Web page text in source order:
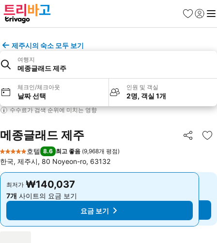
즐겨찾기
로그인
메
제주시의 숙소 모두 보기
여행지
메종글래드 제주
체크인/체크아웃
날짜 선택
인원 및 객실
2명, 객실 1개
수수료가 검색 순위에 미치는 영향
메종글래드 제주 공유
즐
5 성급
호텔 8.6 최고 좋음 (9,968개 평점)
한국, 제주시, 80 Noyeon-ro, 63132
최저가 ₩140,037
7개 사이트의 요금 보기
요금 보기
최저가 ₩140,037
7개 사이트의 요금 보기
요금 보기